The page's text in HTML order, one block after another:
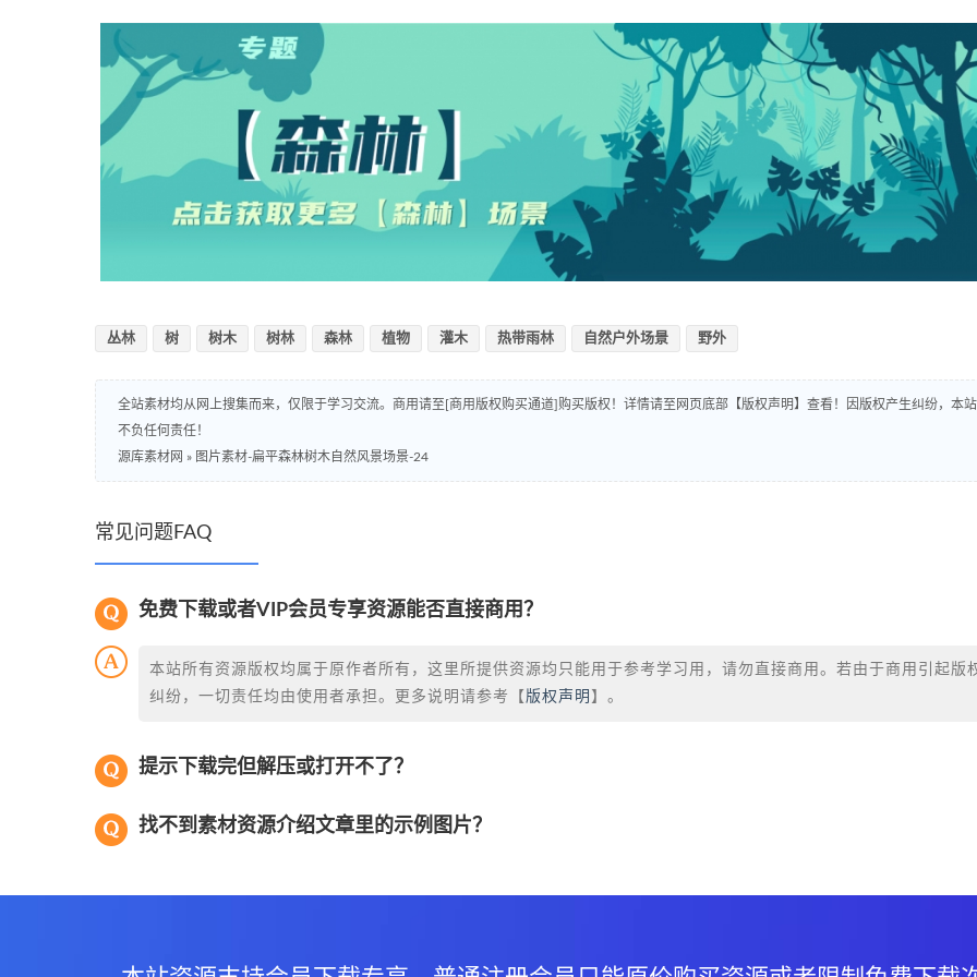
丛林 树 树木 树林 森林 植物 灌木 热带雨林 自然户外场景 野外
全站素材均从网上搜集而来，仅限于学习交流。商用请至[商用版权购买通道]购买版权！详情请至网页底部【版权声明】查看！因版权产生纠纷，本站
不负任何责任！
源库素材网 » 图片素材-扁平森林树木自然风景场景-24
常见问题FAQ
免费下载或者VIP会员专享资源能否直接商用？
本站所有资源版权均属于原作者所有，这里所提供资源均只能用于参考学习用，请勿直接商用。若由于商用引起版
纠纷，一切责任均由使用者承担。更多说明请参考【 版权声明 】。
提示下载完但解压或打开不了？
找不到素材资源介绍文章里的示例图片？